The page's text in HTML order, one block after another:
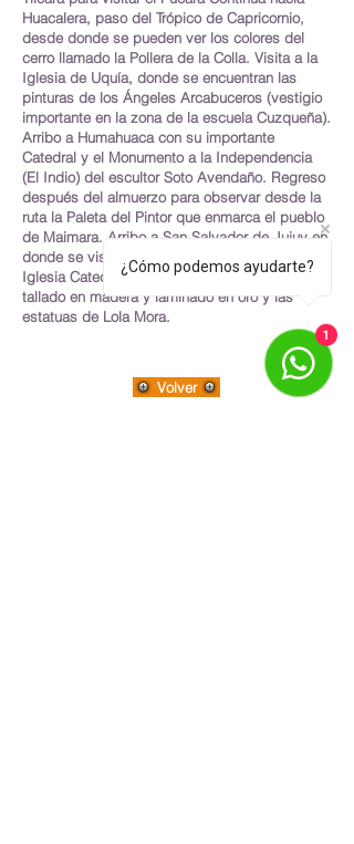
Huacalera, paso del Trópico de Capricornio,
desde donde se pueden ver los colores del
cerro llamado la Pollera de la Colla. Visita a la
Iglesia de Uquía, donde se encuentran las
pinturas de los Ángeles Arcabuceros (vestigio
importante en la zona de la escuela Cuzqueña).
Arribo a Humahuaca con su importante
Catedral y el Monumento a la Independencia
(El Indio) del escultor Soto Avendaño. Regreso
después del almuerzo para observar desde la
ruta la Paleta del Pintor que enmarca el pueblo
de Maimara. Arribo a San Salvador de Jujuy en
donde se visitará el Salón de la Bandera y la
Iglesia Catedral, con su característico púlpito
tallado en madera y laminado en oro y las
estatuas de Lola Mora.
Volver
¿Cómo podemos ayudarte?
1